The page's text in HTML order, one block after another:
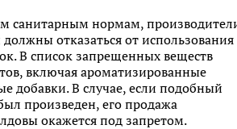
санитарным нормам,
отказаться от использования
В список запрещенных веществ
включая ароматизированные
добавки. В случае, если подобный
произведен, его продажа
окажется под запретом.